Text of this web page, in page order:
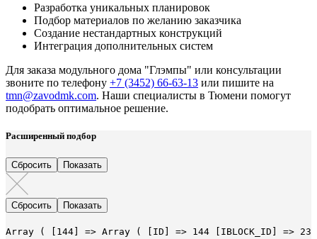
Разработка уникальных планировок
Подбор материалов по желанию заказчика
Создание нестандартных конструкций
Интеграция дополнительных систем
Для заказа модульного дома "Глэмпы" или консультации
звоните по телефону +7 (3452) 66-63-13 или пишите на
tmn@zavodmk.com. Наши специалисты в Тюмени помогут
подобрать оптимальное решение.
Расширенный подбор
Array ( [144] => Array ( [ID] => 144 [IBLOCK_ID] => 23